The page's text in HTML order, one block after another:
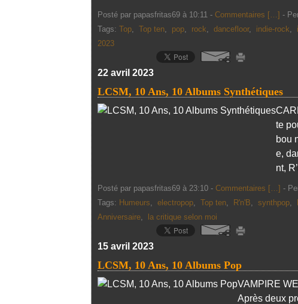
Posté par papasfritas69 à 10:11 - Commentaires […] -
Tags: Top, Top ten, pop, rock, dancefloor, indie-rock,
2023
22 avril 2023
LCSM, 10 Ans, 10 Albums Synthétiques
te
bou
e,
nt,
Posté par papasfritas69 à 23:10 - Commentaires […] -
Tags: Humeurs, electropop, Top ten, R'n'B, synthpop,
Anniversaire, la critique selon moi
15 avril 2023
LCSM, 10 Ans, 10 Albums Pop
VAMPIRE
Après deux